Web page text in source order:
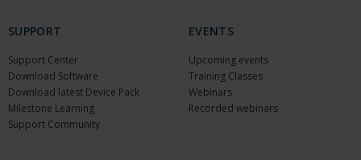
SUPPORT
Support Center
Download Software
Download latest Device Pack
Milestone Learning
Support Community
EVENTS
Upcoming events
Training Classes
Webinars
Recorded webinars